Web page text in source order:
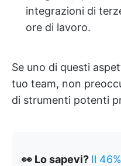
integrazioni di
ore di lavoro.
Se uno di questi
tuo team, non
di strumenti potenti
👀 Lo sapevi? Il